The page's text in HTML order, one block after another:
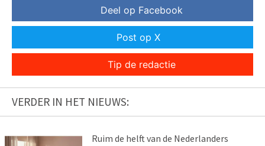
Deel op Facebook
Post op X
Tip de redactie
VERDER IN HET NIEUWS:
Ruim de helft van de Nederlanders